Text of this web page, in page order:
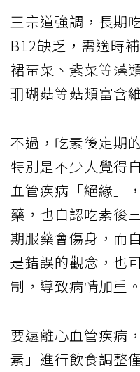
王宗道強調，長期
B12缺乏，需適時
裙帶菜、紫菜等藻
珊瑚菇等菇類富含
不過，吃素後定期
特別是不少人覺得
血管疾病「絕緣」
藥，也自認吃素後
期服藥會傷身，而
是錯誤的觀念，也
制，導致病情加重。
要遠離心血管疾病
素」進行飲食調整